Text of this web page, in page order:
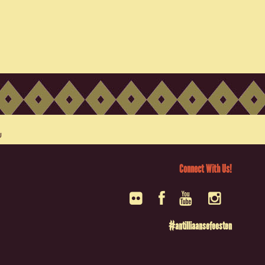
Connect With Us!
#antilliaansefeesten